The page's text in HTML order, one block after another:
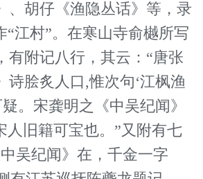
、胡仔《渔隐丛话》等，录
“江村”。在寒山寺俞樾所写
有附记八行，其云：“唐张
诗脍炙人口,惟次句‘江枫渔
。宋龚明之《中吴纪闻》
人旧籍可宝也。”又附有七
吴纪闻》在，千金一字